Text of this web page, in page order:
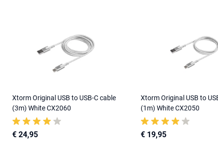
Xtorm Original USB to USB-C cable
(3m) White CX2060
€ 24,95
Xtorm Original USB to
(1m) White CX2050
€ 19,95